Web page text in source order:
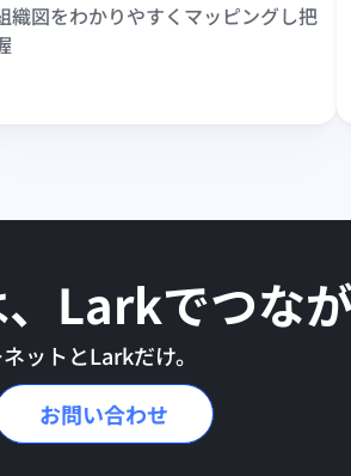
織図をわかりやすくマッピングし把
Larkでつな
ットとLarkだけ。
お問い合わせ